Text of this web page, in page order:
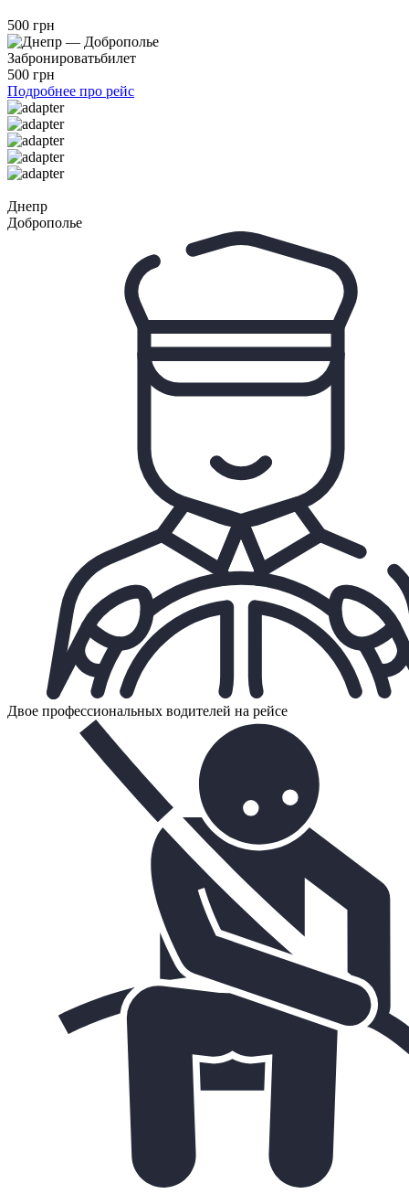
500 грн
Забронироватьбилет
500 грн
Подробнее про рейс
Днепр
Доброполье
Двое профессиональных водителей на рейсе